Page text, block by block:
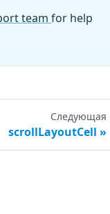
team for help
Следующая
scrollLayoutCell